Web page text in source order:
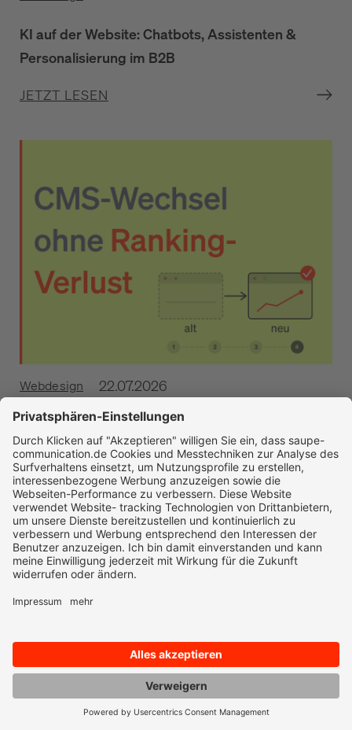
KI auf der Website: Chatbots, Assistenten &
Personalisierung im B2B
JETZT LESEN
Webdesign 22.07.2026
Website-Migration ohne Ranking-Verlust:
Redirects & CMS-Wechsel
JETZT LESEN